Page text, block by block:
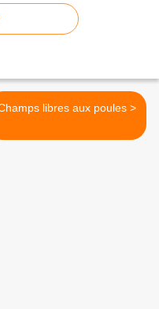
Champs libres aux poules >